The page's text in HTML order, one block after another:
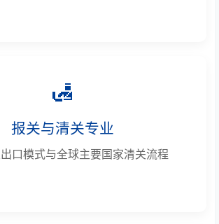
🛃
报关与清关专业
口模式与全球主要国家清关流程